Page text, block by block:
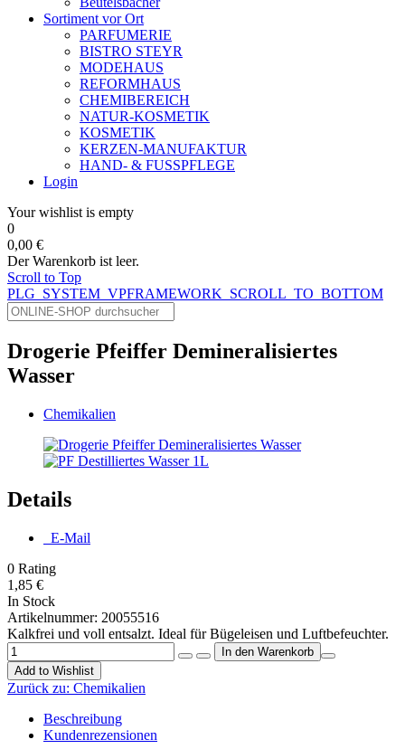
Sortiment vor Ort
PARFUMERIE
BISTRO STEYR
MODEHAUS
REFORMHAUS
CHEMIBEREICH
NATUR-KOSMETIK
KOSMETIK
KERZEN-MANUFAKTUR
HAND- & FUSSPFLEGE
Login
Your wishlist is empty
0
0,00 €
Der Warenkorb ist leer.
Scroll to Top
PLG_SYSTEM_VPFRAMEWORK_SCROLL_TO_BOTTOM
Drogerie Pfeiffer Demineralisiertes
Wasser
Chemikalien
Details
E-Mail
0 Rating
1,85 €
In Stock
Artikelnummer: 20055516
Kalkfrei und voll entsalzt. Ideal für Bügeleisen und Luftbefeuchter.
Add to Wishlist
Zurück zu: Chemikalien
Beschreibung
Kundenrezensionen